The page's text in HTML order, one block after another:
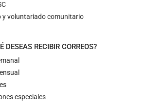
es acosada
en canal del
la caricaturista Rayma Suprani
y voluntariado comunitario
DESEAS RECIBIR CORREOS?
especiales